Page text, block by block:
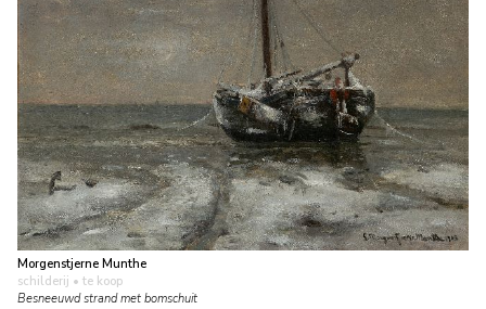
Morgenstjerne Munthe
schilderij • te koop
Besneeuwd strand met bomschuit